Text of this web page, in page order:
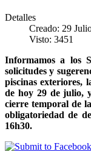
Detalles
Creado: 29
Visto: 3451
Informamos a los
solicitudes y
piscinas exteriores,
de hoy 29 de julio,
cierre temporal de
obligatoriedad de
16h30.